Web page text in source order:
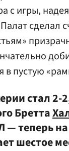
с игры,
сделал
пустую
стал
Бретта
теперь на
шестое